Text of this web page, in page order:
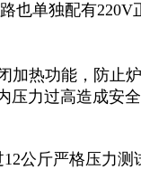
也单独配有
热功能，防止炉
力过高造成安全
公斤严格压力测